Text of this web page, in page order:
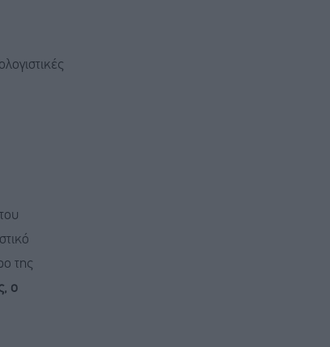
της
ο